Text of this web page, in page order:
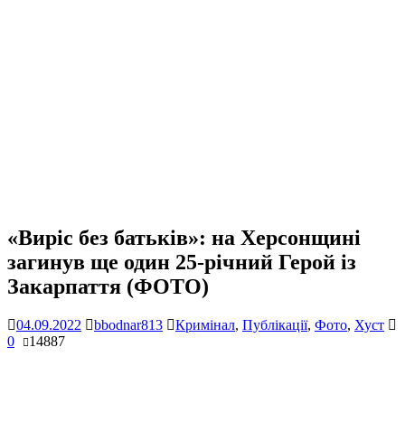
«Виріс без батьків»: на Херсонщині
загинув ще один 25-річний Герой із
Закарпаття (ФОТО)
04.09.2022 bbodnar813 Кримінал, Публікації, Фото, Хуст
0
14887